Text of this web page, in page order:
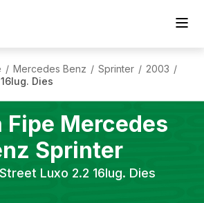
/ Mercedes Benz / Sprinter / 2003 /
Dies
Fipe Mercedes
Sprinter
Street Luxo 2.2 16lug. Dies